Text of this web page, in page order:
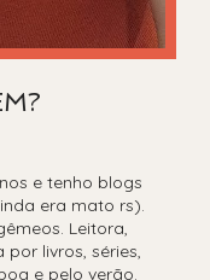
e tenho blogs
era mato rs).
Leitora,
livros, séries,
e pelo verão.